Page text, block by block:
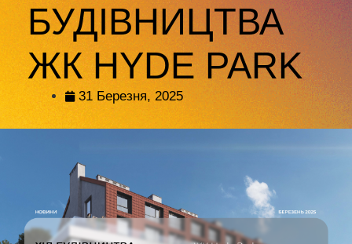
БУДІВНИЦТВА
ЖК HYDE PARK
31 Березня, 2025